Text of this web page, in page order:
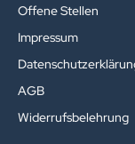
Offene Stellen
Impressum
AGB
Widerrufsbelehrung